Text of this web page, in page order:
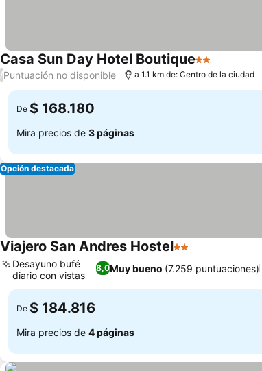
Casa Sun Day Hotel Boutique2 Estrellas
/Puntuación no disponible a 1.1 km de: Centro de la ciudad
De $ 168.180
Mira precios de 3 páginas
Opción destacada
Viajero San Andres Hostel2 Estrellas
8,0Muy bueno (7.259 puntuaciones)
Desayuno bufé
diario con vistas
De $ 184.816
Mira precios de 4 páginas